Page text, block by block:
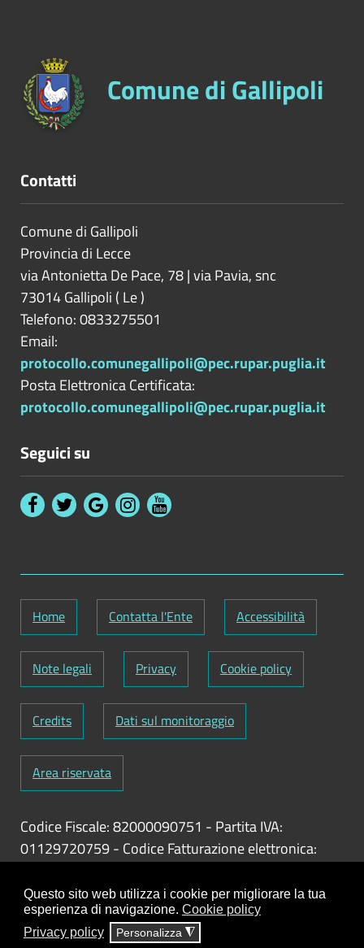
Questo sito web utilizza i cookie per migliorare la tua
esperienza di navigazione. Cookie policy
Privacy policy
Personalizza ◮
Comune di Gallipoli
Contatti
Comune di Gallipoli
Provincia di Lecce
via Antonietta De Pace, 78 | via Pavia, snc
73014Gallipoli ( Le)
Telefono: 0833275501
Email:
protocollo.comunegallipoli@pec.rupar.puglia.it
Posta Elettronica Certificata:
protocollo.comunegallipoli@pec.rupar.puglia.it
Seguici su
Home Contatta l'Ente Accessibilità
Note legali Privacy Cookie policy
Credits Dati sul monitoraggio
Area riservata
Codice Fiscale: 82000090751 - Partita IVA:
01129720759- Codice Fatturazione elettronica:
Responsabile gestione sito e aggiornamento
contenuti:Antonio Scrimitore